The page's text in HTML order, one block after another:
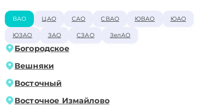
ВАО ЦАО САО СВАО ЮВАО ЮАО
ЮЗАО ЗАО СЗАО ЗелАО
Богородское
Вешняки
Восточный
Восточное Измайлово